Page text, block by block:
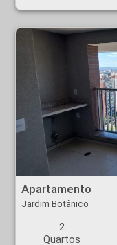
Apartamento
Jardim Botânico
2
Quartos